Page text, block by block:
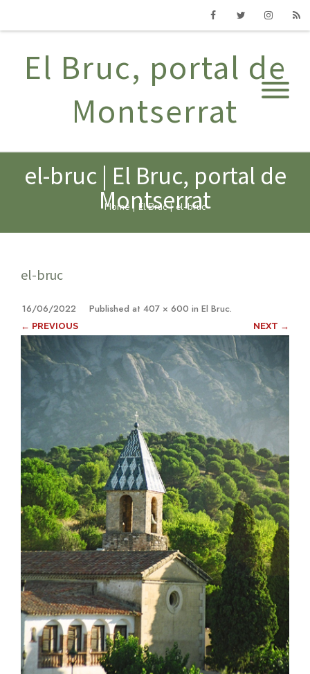
El Bruc, portal de
Montserrat
el-bruc | El Bruc, portal de
Montserrat
Home | El Bruc | el-bruc
el-bruc
Published
16/06/2022 at 407 × 600 in El Bruc.
← PREVIOUS NEXT →